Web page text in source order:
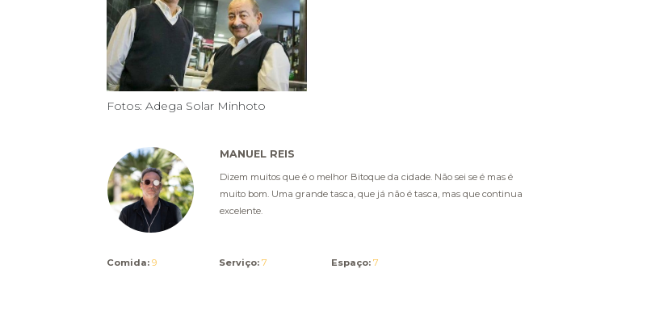
Fotos: Adega Solar Minhoto
MANUEL REIS
Dizem muitos que é o melhor Bitoque da cidade. Não sei se é mas é
muito bom. Uma grande tasca, que já não é tasca, mas que continua
excelente.
Comida: 9 Serviço: 7 Espaço: 7